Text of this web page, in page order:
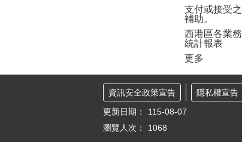
支付或接受之
補助。
西港區各業務
統計報表
更多
資訊安全政策宣告 隱私權宣告
更新日期：
115-08-07
瀏覽人次：
1068